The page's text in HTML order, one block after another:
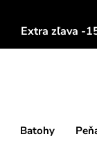
Extra zľava -
Batohy